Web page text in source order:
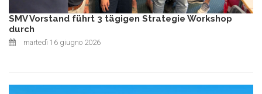
SMV Vorstand führt 3 tägigen Strategie Workshop
durch
martedì 16 giugno 2026